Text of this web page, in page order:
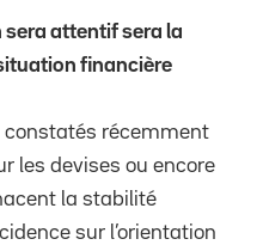
sera attentif sera la
financière
constatés récemment
les devises ou encore
la stabilité
sur l’orientation